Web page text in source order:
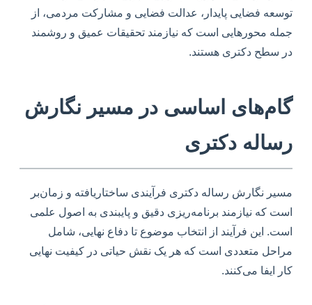
توسعه فضایی پایدار، عدالت فضایی و مشارکت مردمی، از
جمله محورهایی است که نیازمند تحقیقات عمیق و روشمند
در سطح دکتری هستند.
گام‌های اساسی در مسیر نگارش
رساله دکتری
مسیر نگارش رساله دکتری فرآیندی ساختاریافته و زمان‌بر
است که نیازمند برنامه‌ریزی دقیق و پایبندی به اصول علمی
است. این فرآیند از انتخاب موضوع تا دفاع نهایی، شامل
مراحل متعددی است که هر یک نقش حیاتی در کیفیت نهایی
کار ایفا می‌کنند.